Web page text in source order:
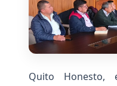
Quito Honesto,